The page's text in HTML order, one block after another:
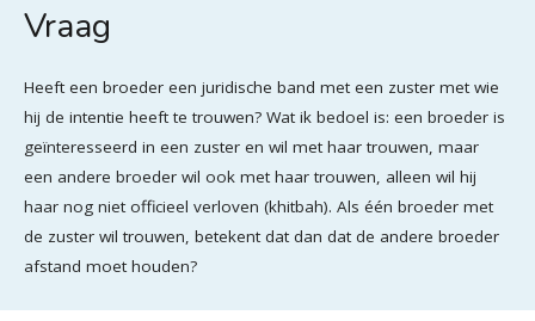
Vraag
Heeft een broeder een juridische band met een zuster met wie
hij de intentie heeft te trouwen? Wat ik bedoel is: een broeder is
geïnteresseerd in een zuster en wil met haar trouwen, maar
een andere broeder wil ook met haar trouwen, alleen wil hij
haar nog niet officieel verloven (khitbah). Als één broeder met
de zuster wil trouwen, betekent dat dan dat de andere broeder
afstand moet houden?